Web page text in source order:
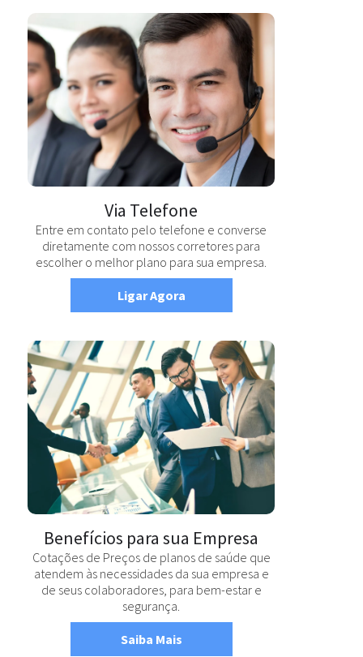
Via Telefone
Entre em contato pelo telefone e converse
diretamente com nossos corretores para
escolher o melhor plano para sua empresa.
Ligar Agora
Benefícios para sua Empresa
Cotações de Preços de planos de saúde que
atendem às necessidades da sua empresa e
de seus colaboradores, para bem-estar e
segurança.
Saiba Mais